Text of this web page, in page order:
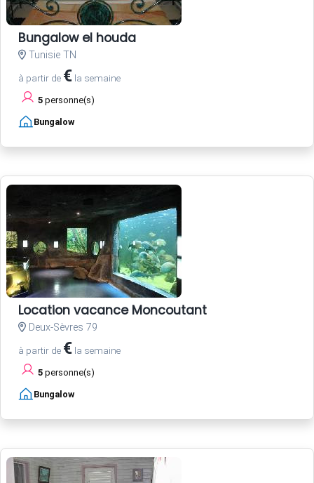
Bungalow el houda
Tunisie TN
à partir de € la semaine
5 personne(s)
Bungalow
Location vacance Moncoutant
Deux-Sèvres 79
à partir de € la semaine
5 personne(s)
Bungalow